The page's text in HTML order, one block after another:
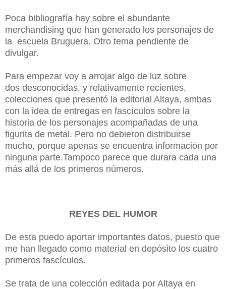
Poca bibliografía hay sobre el abundante
merchandising que han generado los personajes de
la escuela Bruguera. Otro tema pendiente de
divulgar.
Para empezar voy a arrojar algo de luz sobre
dos desconocidas, y relativamente recientes,
colecciones que presentó la editorial Altaya, ambas
con la idea de entregas en fascículos sobre la
historia de los personajes acompañadas de una
figurita de metal. Pero no debieron distribuirse
mucho, porque apenas se encuentra información por
ninguna parte.Tampoco parece que durara cada una
más allá de los primeros números.
REYES DEL HUMOR
De esta puedo aportar importantes datos, puesto que
me han llegado como material en depósito los cuatro
primeros fascículos.
Se trata de una colección editada por Altaya en